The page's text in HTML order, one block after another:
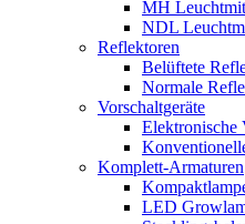
MH
NDL
Reflektoren
Belüftete
Normale
Vorschaltgeräte
Elektronische
Komplett-Armaturen
LED